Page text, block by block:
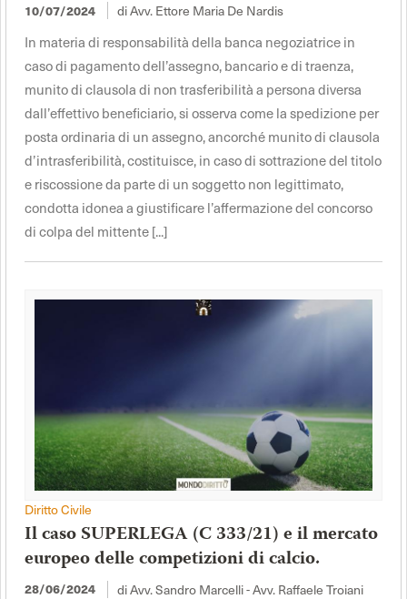
10/07/2024 di Avv. Ettore Maria De Nardis
In materia di responsabilità della banca negoziatrice in
caso di pagamento dell’assegno, bancario e di traenza,
munito di clausola di non trasferibilità a persona diversa
dall’effettivo beneficiario, si osserva come la spedizione per
posta ordinaria di un assegno, ancorché munito di clausola
d’intrasferibilità, costituisce, in caso di sottrazione del titolo
e riscossione da parte di un soggetto non legittimato,
condotta idonea a giustificare l’affermazione del concorso
di colpa del mittente [...]
Diritto Civile
Il caso SUPERLEGA (C 333/21) e il mercato
europeo delle competizioni di calcio.
28/06/2024 di Avv. Sandro Marcelli - Avv. Raffaele Troiani